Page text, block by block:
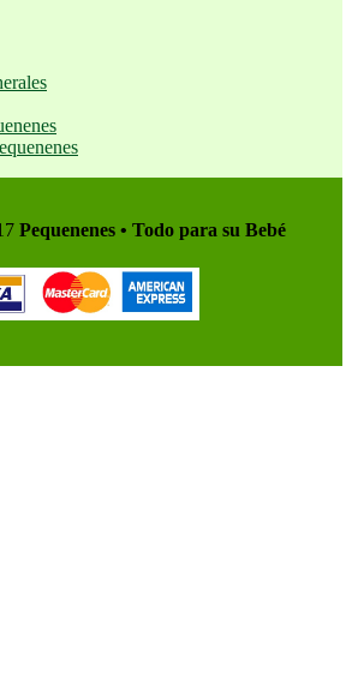
Pequenenes • Todo para su Bebé